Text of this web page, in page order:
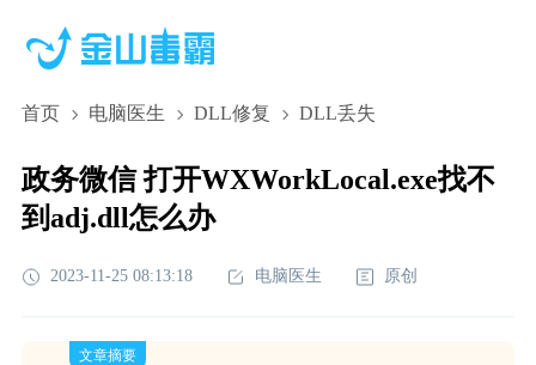
首页 电脑医生 DLL修复 DLL丢失
政务微信 打开WXWorkLocal.exe找不
到adj.dll怎么办
2023-11-25 08:13:18 电脑医生 原创
文章摘要